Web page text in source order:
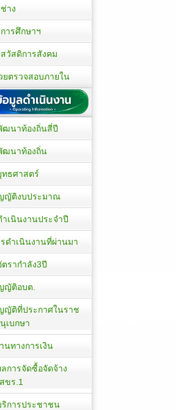
าง
ารศึกษาฯ
สวัสดิการสังคม
ยตรวจสอบภายใน
ฒนาท้องถิ่นสี่ปี
ฒนาท้องถิ่น
ทธศาสตร์
ญัติงบประมาณ
เนินงานประจำปี
ดำเนินงานที่ผ่านมา
รากำลัง3ปี
ญัติอบต.
ญัติที่ประกาศในราช
เบกษา
นทางการเงิน
การจัดซื้อจัดจ้าง
ขร.1
ริการประชาชน